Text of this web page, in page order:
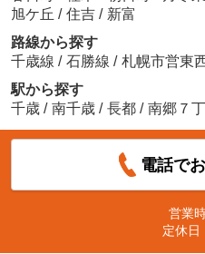
旭ケ丘 / 住吉 / 新富
路線から探す
千歳線 / 石勝線 / 札幌市営東
駅から探す
千歳 / 南千歳 / 長都 / 南郷７
電話で
営業
定休日